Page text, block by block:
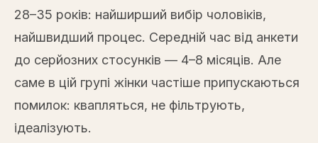
28–35 років: найширший вибір чоловіків,
найшвидший процес. Середній час від анкети
до серйозних стосунків — 4–8 місяців. Але
саме в цій групі жінки частіше припускаються
помилок: квапляться, не фільтрують,
ідеалізують.